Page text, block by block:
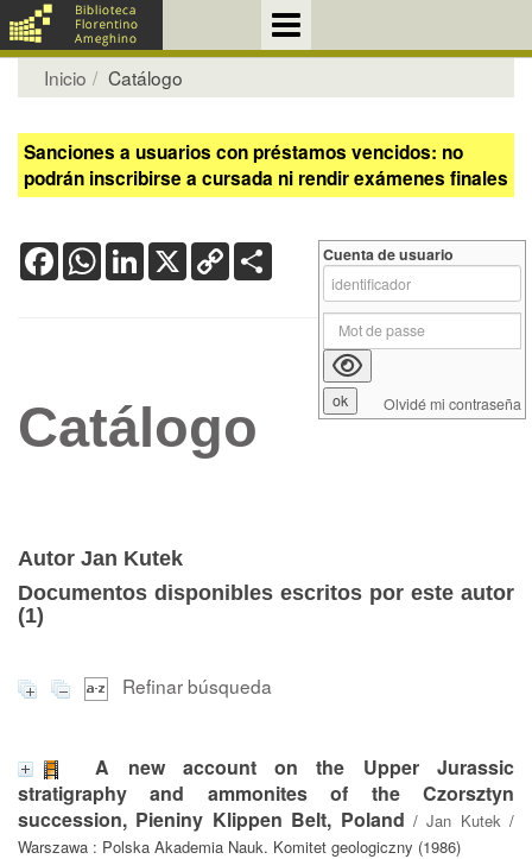
Inicio Catálogo
Sanciones a usuarios con préstamos vencidos: no
podrán inscribirse a cursada ni rendir exámenes finales
FacebookWhatsApp
LinkedIn
X Copy
Link
Catálogo
Autor Jan Kutek
Documentos disponibles escritos por este autor
(1)
Refinar búsqueda
A new account on the Upper Jurassic
stratigraphy and ammonites of the Czorsztyn
succession, Pieniny Klippen Belt, Poland /Jan Kutek/
Warszawa : Polska Akademia Nauk. Komitet geologiczny (1986)
Cuenta de usuario
Olvidé mi contraseña